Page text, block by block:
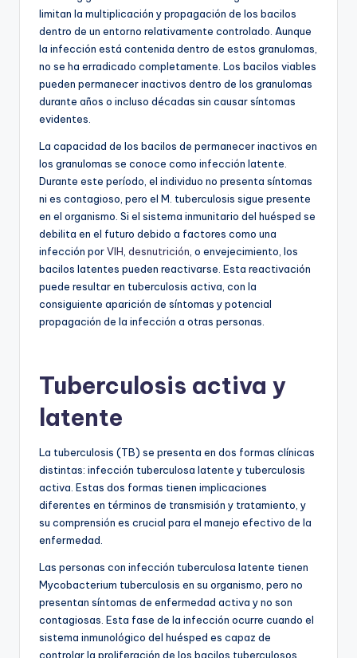
limitan la multiplicación y propagación de los bacilos
dentro de un entorno relativamente controlado. Aunque
la infección está contenida dentro de estos granulomas,
no se ha erradicado completamente. Los bacilos viables
pueden permanecer inactivos dentro de los granulomas
durante años o incluso décadas sin causar síntomas
evidentes.
La capacidad de los bacilos de permanecer inactivos en
los granulomas se conoce como infección latente.
Durante este período, el individuo no presenta síntomas
ni es contagioso, pero el M. tuberculosis sigue presente
en el organismo. Si el sistema inmunitario del huésped se
debilita en el futuro debido a factores como una
infección porVIH, desnutrición, o envejecimiento, los
bacilos latentes pueden reactivarse. Esta reactivación
puede resultar en tuberculosis activa, con la
consiguiente aparición de síntomas y potencial
propagación de la infección a otras personas.
Tuberculosis activa y
latente
La tuberculosis (TB) se presenta en dos formas clínicas
distintas: infección tuberculosa latente y tuberculosis
activa. Estas dos formas tienen implicaciones
diferentes en términos de transmisión y tratamiento, y
su comprensión es crucial para el manejo efectivo de la
enfermedad.
Las personas con infección tuberculosa latente tienen
Mycobacterium tuberculosis en su organismo, pero no
presentan síntomas de enfermedad activa y no son
contagiosas. Esta fase de la infección ocurre cuando el
sistema inmunológico del huésped es capaz de
controlar la proliferación de los bacilos tuberculosos